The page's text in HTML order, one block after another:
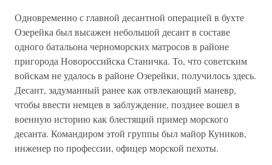
Одновременно с главной десантной операцией в бухте
Озерейка был высажен небольшой десант в составе
одного батальона черноморских матросов в районе
пригорода Новороссийска Станичка. То, что советским
войскам не удалось в районе Озерейки, получилось здесь.
Десант, задуманный ранее как отвлекающий маневр,
чтобы ввести немцев в заблуждение, позднее вошел в
военную историю как блестящий пример морского
десанта. Командиром этой группы был майор Куников,
инженер по профессии, офицер морской пехоты.